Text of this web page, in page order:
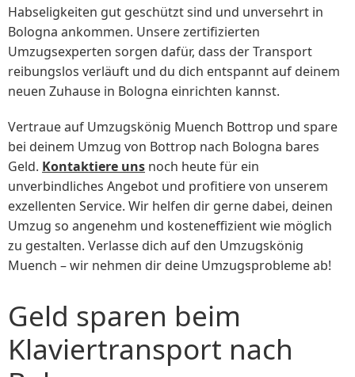
Habseligkeiten gut geschützt sind und unversehrt in
Bologna ankommen. Unsere zertifizierten
Umzugsexperten sorgen dafür, dass der Transport
reibungslos verläuft und du dich entspannt auf deinem
neuen Zuhause in Bologna einrichten kannst.
Vertraue auf Umzugskönig Muench Bottrop und spare
bei deinem Umzug von Bottrop nach Bologna bares
Geld. Kontaktiere uns noch heute für ein
unverbindliches Angebot und profitiere von unserem
exzellenten Service. Wir helfen dir gerne dabei, deinen
Umzug so angenehm und kosteneffizient wie möglich
zu gestalten. Verlasse dich auf den Umzugskönig
Muench – wir nehmen dir deine Umzugsprobleme ab!
Geld sparen beim
Klaviertransport nach